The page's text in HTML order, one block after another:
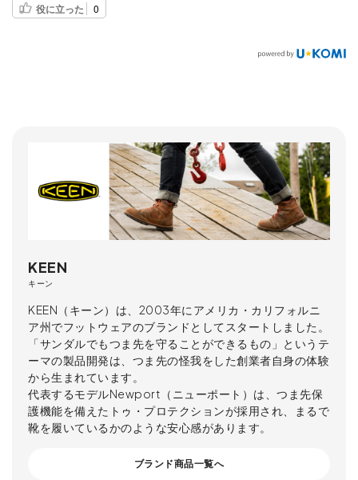
役に立った 0
KEEN
キーン
KEEN（キーン）は、2003年にアメリカ・カリフォルニ
ア州でフットウェアのブランドとしてスタートしました。
「サンダルでもつま先を守ることができるもの」というテ
ーマの製品開発は、つま先の怪我をした創業者自身の体験
から生まれています。
代表するモデルNewport（ニューポート）は、つま先保
護機能を備えたトゥ・プロテクションが採用され、まるで
靴を履いているかのような安心感があります。
ブランド商品一覧へ